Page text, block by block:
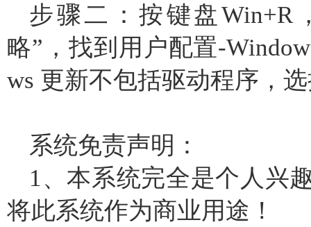
步骤二：按键盘Win+R
略”，找到用户配置-
ws 更新不包括驱动程序，
系统免责声明：
1、本系统完全是个人兴
将此系统作为商业用途！